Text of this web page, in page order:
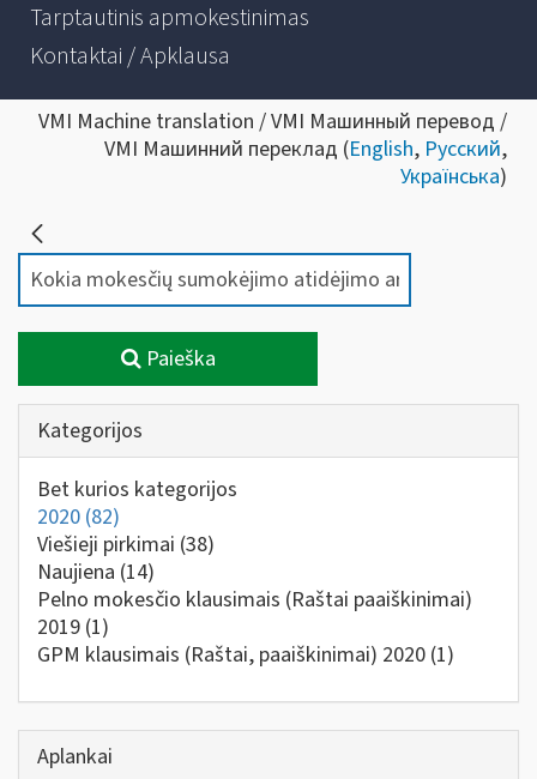
Tarptautinis apmokestinimas
Kontaktai / Apklausa
VMI Machine translation / VMI Машинный перевод /
VMI Машинний переклад (English, Русский,
Українська)
Paieška
Kategorijos
Bet kurios kategorijos
2020 (82)
Viešieji pirkimai (38)
Naujiena (14)
Pelno mokesčio klausimais (Raštai paaiškinimai)
2019 (1)
GPM klausimais (Raštai, paaiškinimai) 2020 (1)
Aplankai